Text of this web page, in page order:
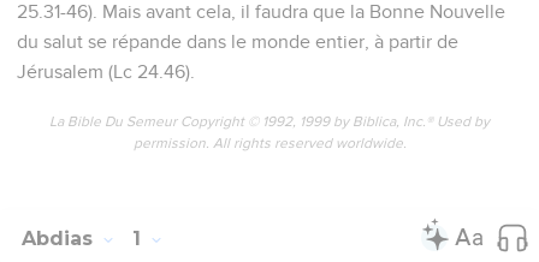
25.31-46). Mais avant cela, il faudra que la Bonne Nouvelle
du salut se répande dans le monde entier, à partir de
Jérusalem (Lc 24.46).
La Bible Du Semeur Copyright © 1992, 1999 by Biblica, Inc.® Used by
permission. All rights reserved worldwide.
Abdias 1